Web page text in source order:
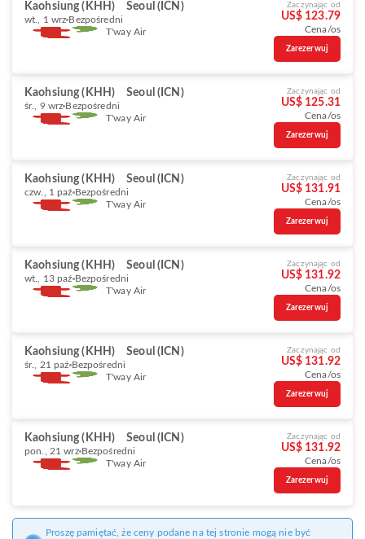
Kaohsiung (KHH) Seoul (ICN)
wt., 1 wrz Bezpośredni
T'way Air
Zaczynając od
US$ 123.79
Cena/os
Zarezerwuj
Kaohsiung (KHH) Seoul (ICN)
śr., 9 wrz Bezpośredni
T'way Air
Zaczynając od
US$ 125.31
Cena/os
Zarezerwuj
Kaohsiung (KHH) Seoul (ICN)
czw., 1 paź Bezpośredni
T'way Air
Zaczynając od
US$ 131.91
Cena/os
Zarezerwuj
Kaohsiung (KHH) Seoul (ICN)
wt., 13 paź Bezpośredni
T'way Air
Zaczynając od
US$ 131.92
Cena/os
Zarezerwuj
Kaohsiung (KHH) Seoul (ICN)
śr., 21 paź Bezpośredni
T'way Air
Zaczynając od
US$ 131.92
Cena/os
Zarezerwuj
Kaohsiung (KHH) Seoul (ICN)
pon., 21 wrz Bezpośredni
T'way Air
Zaczynając od
US$ 131.92
Cena/os
Zarezerwuj
Proszę pamiętać, że ceny podane na tej stronie mogą nie być